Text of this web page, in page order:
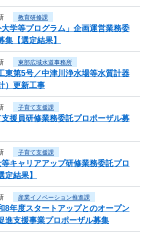
教育研修課
学等プログラム」企画運営業務委
集【選定結果】
東部広域水道事務所
東第5号／中津川浄水場等水質計器
）更新工事
子育て支援課
援員研修業務委託プロポーザル募
子育て支援課
キャリアアップ研修業務委託プロ
定結果】
産業イノベーション推進課
8年度スタートアップとのオープン
進支援事業プロポーザル募集